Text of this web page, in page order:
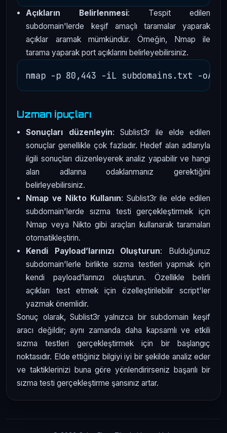
Açıkların Belirlenmesi: Tespit edilen
subdomain'lerde keşif amaçlı taramalar yaparak
açıklar aramak mümkündür. Örneğin, Nmap ile
tarama yaparak port açıklarını belirleyebilirsiniz.
Uzman İpuçları
Sonuçları düzenleyin: Sublist3r ile elde edilen
sonuçlar genellikle çok fazladır. Hedef alan adlarıyla
ilgili sonuçları düzenleyerek analiz yapabilir ve hangi
alan adlarına odaklanmanız gerektiğini
belirleyebilirsiniz.
Nmap ve Nikto Kullanın: Sublist3r ile elde edilen
subdomain'lerde sızma testi gerçekleştirmek için
Nmap veya Nikto gibi araçları kullanarak taramaları
otomatikleştirin.
Kendi Payload’larınızı Oluşturun: Bulduğunuz
subdomain'lerle birlikte sızma testleri yapmak için
kendi payload’larınızı oluşturun. Özellikle belirli
açıkları test etmek için özelleştirilebilir script'ler
yazmak önemlidir.
Sonuç olarak, Sublist3r yalnızca bir subdomain keşif
aracı değildir; aynı zamanda daha kapsamlı ve etkili
sızma testleri gerçekleştirmek için bir başlangıç
noktasıdır. Elde ettiğiniz bilgiyi iyi bir şekilde analiz eder
ve taktiklerinizi buna göre yönlendirirseniz başarılı bir
sızma testi gerçekleştirme şansınız artar.